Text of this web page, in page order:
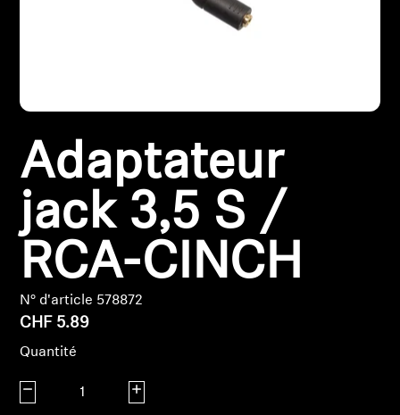
Audition par catégorie
Casques audio pour TV
Ressources audition
Barres de son et Subs AMBEO
Adaptateur
jack 3,5 S /
RCA-CINCH
N° d'article 578872
CHF 5.89
Quantité
Diminuer la quantitéAugmenter la quantité